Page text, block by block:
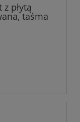
płytą
taśma
kg